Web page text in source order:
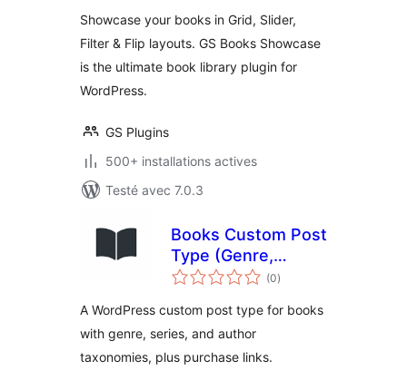
Library for
WordPress
Showcase your books in Grid, Slider,
Filter & Flip layouts. GS Books Showcase
is the ultimate book library plugin for
WordPress.
GS Plugins
500+ installations actives
Testé avec 7.0.3
Books Custom Post
Type (Genre,
Authors and(0notes
en
)
A WordPress custom post type for books
with genre, series, and author
taxonomies, plus purchase links.